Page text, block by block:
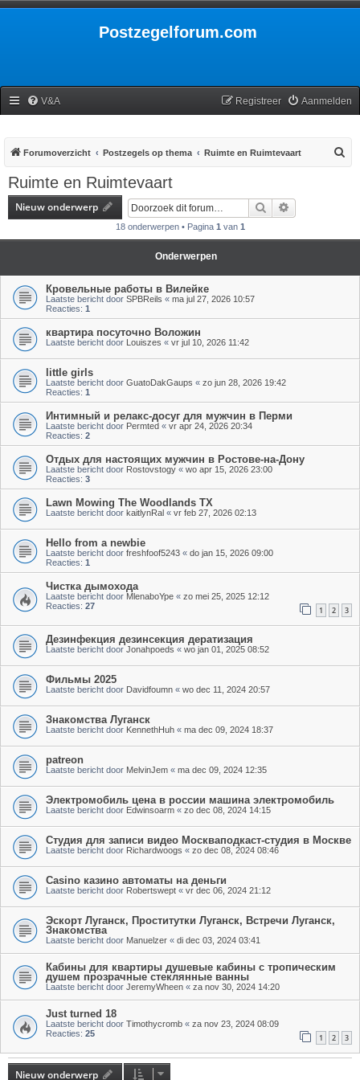
Postzegelforum.com
V&A Aanmelden
Registreer
Forumoverzicht Postzegels op thema Ruimte en Ruimtevaart
Ruimte en Ruimtevaart
Nieuw onderwerp Zoek
18 onderwerpen • Pagina 1 van 1
Onderwerpen
Кровельные работы в Вилейке
Laatste bericht door SPBReils « ma jul 27, 2026 10:57
Reacties: 1
квартира посуточно Воложин
Laatste bericht door Louiszes « vr jul 10, 2026 11:42
little girls
Laatste bericht door GuatoDakGaups « zo jun 28, 2026 19:42
Reacties: 1
Интимный и релакс-досуг для мужчин в Перми
Laatste bericht door Permted « vr apr 24, 2026 20:34
Reacties: 2
Отдых для настоящих мужчин в Ростове-на-Дону
Laatste bericht door Rostovstogy « wo apr 15, 2026 23:00
Reacties: 3
Lawn Mowing The Woodlands TX
Laatste bericht door kaitlynRal « vr feb 27, 2026 02:13
Hello from a newbie
Laatste bericht door freshfoof5243 « do jan 15, 2026 09:00
Reacties: 1
Чистка дымохода
Laatste bericht door MlenaboYpe « zo mei 25, 2025 12:12
Reacties: 27 1 2 3
Дезинфекция дезинсекция дератизация
Laatste bericht door Jonahpoeds « wo jan 01, 2025 08:52
Фильмы 2025
Laatste bericht door Davidfoumn « wo dec 11, 2024 20:57
Знакомства Луганск
Laatste bericht door KennethHuh « ma dec 09, 2024 18:37
patreon
Laatste bericht door MelvinJem « ma dec 09, 2024 12:35
Электромобиль цена в россии машина электромобиль
Laatste bericht door Edwinsoarm « zo dec 08, 2024 14:15
Студия для записи видео Москваподкаст-студия в Москве
Laatste bericht door Richardwoogs « zo dec 08, 2024 08:46
Casino казино автоматы на деньги
Laatste bericht door Robertswept « vr dec 06, 2024 21:12
Эскорт Луганск, Проститутки Луганск, Встречи Луганск,
Знакомства
Laatste bericht door Manuelzer « di dec 03, 2024 03:41
Кабины для квартиры душевые кабины с тропическим
душем прозрачные стеклянные ванны
Laatste bericht door JeremyWheen « za nov 30, 2024 14:20
Just turned 18
Laatste bericht door Timothycromb « za nov 23, 2024 08:09
Reacties: 25 1 2 3
Nieuw onderwerp